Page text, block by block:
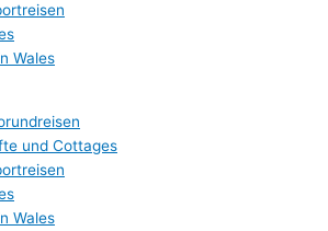
Wales
und Cottages
Wales